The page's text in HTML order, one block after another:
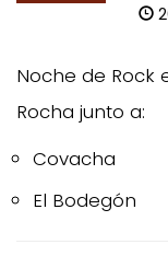
Noche de Rock
Rocha junto a:
Covacha
El Bodegón